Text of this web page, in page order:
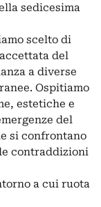
sedicesima
scelto di
del
a diverse
Ospitiamo
estetiche e
del
si confrontano
contraddizioni
a cui ruota